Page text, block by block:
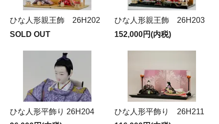
ひな人形親王飾 26H202
SOLD OUT
ひな人形親王飾 26H203
152,000円(内税)
ひな人形平飾り 26H204
ひな人形平飾り 26H211